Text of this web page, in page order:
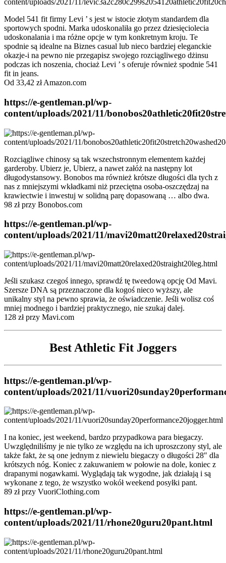
Model 541 fit firmy Levi ’ s jest w istocie złotym standardem dla
sportowych spodni. Marka udoskonaliła go przez dziesięciolecia
udoskonalania i ma różne opcje w tym konkretnym kroju. Te
spodnie są idealne na Biznes casual lub nieco bardziej eleganckie
okazje-i na pewno nie przegapisz swojego rozciągliwego dżinsu
podczas ich noszenia, chociaż Levi ’ s oferuje również spodnie 541
fit in jeans.
Od 33,42 zł Amazon.com
https://e-gentleman.pl/wp-
content/uploads/2021/11/
Rozciągliwe chinosy są tak wszechstronnym elementem każdej
garderoby. Ubierz je, Ubierz, a nawet załóż na następny lot
długodystansowy. Bonobos ma również krótsze długości dla tych z
nas z mniejszymi wkładkami niż przeciętna osoba-oszczędzaj na
krawiectwie i inwestuj w solidną parę dopasowaną … albo dwa.
98 zł przy Bonobos.com
https://e-gentleman.pl/wp-
content/uploads/2021/11/
Jeśli szukasz czegoś innego, sprawdź tę tweedową opcję Od Mavi.
Szersze DNA są przeznaczone dla kogoś nieco wyższy, ale
unikalny styl na pewno sprawia, że oświadczenie. Jeśli wolisz coś
mniej modnego i bardziej praktycznego, nie szukaj dalej.
128 zł przy Mavi.com
Best Athletic Fit Joggers
https://e-gentleman.pl/wp-
content/uploads/2021/11/
I na koniec, jest weekend, bardzo przypadkowa para biegaczy.
Uwzględniliśmy je nie tylko ze względu na ich uproszczony styl, ale
także fakt, że są one jednym z niewielu biegaczy o długości 28″ dla
krótszych nóg. Koniec z zakuwaniem w połowie na dole, koniec z
drapanymi nogawkami. Wyglądają tak wygodne, jak działają i są
wykonane z tego, że wszystko wokół weekend posyłki pant.
89 zł przy VuoriClothing.com
https://e-gentleman.pl/wp-
content/uploads/2021/11/rhone20guru20pant.html